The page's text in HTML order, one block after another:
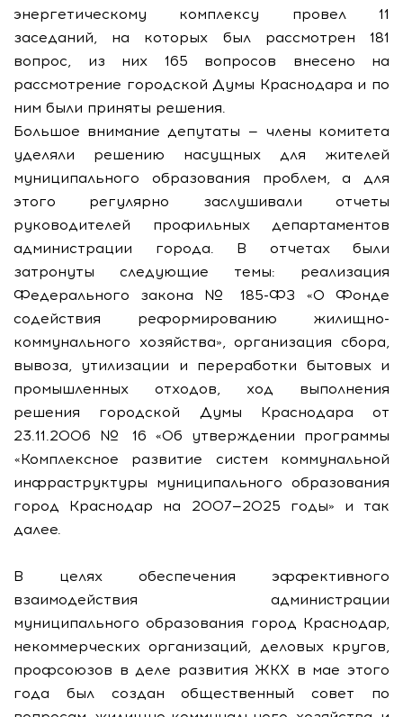
энергетическому комплексу провел 11
заседаний, на которых был рассмотрен 181
вопрос, из них 165 вопросов внесено на
рассмотрение городской Думы Краснодара и по
ним были приняты решения.
Большое внимание депутаты — члены комитета
уделяли решению насущных для жителей
муниципального образования проблем, а для
этого регулярно заслушивали отчеты
руководителей профильных департаментов
администрации города. В отчетах были
затронуты следующие темы: реализация
Федерального закона № 185-ФЗ «О Фонде
содействия реформированию жилищно-
коммунального хозяйства», организация сбора,
вывоза, утилизации и переработки бытовых и
промышленных отходов, ход выполнения
решения городской Думы Краснодара от
23.11.2006 № 16 «Об утверждении программы
«Комплексное развитие систем коммунальной
инфраструктуры муниципального образования
город Краснодар на 2007—2025 годы» и так
далее.
В целях обеспечения эффективного
взаимодействия администрации
муниципального образования город Краснодар,
некоммерческих организаций, деловых кругов,
профсоюзов в деле развития ЖКХ в мае этого
года был создан общественный совет по